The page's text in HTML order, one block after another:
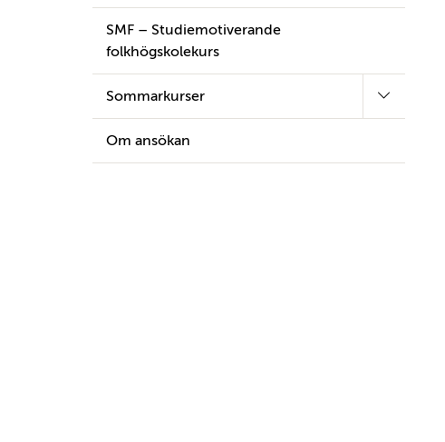
SMF – Studiemotiverande
folkhögskolekurs
Sommarkurser
Om ansökan